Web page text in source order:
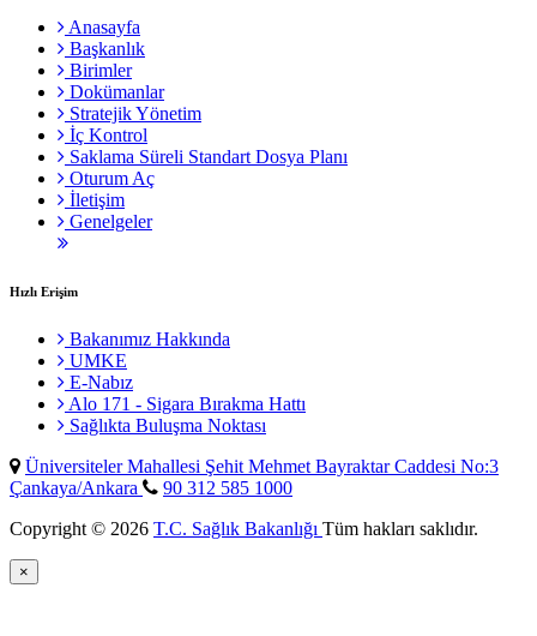
Anasayfa
Başkanlık
Birimler
Dokümanlar
Stratejik Yönetim
İç Kontrol
Saklama Süreli Standart Dosya Planı
Oturum Aç
İletişim
Genelgeler
Hızlı Erişim
Bakanımız Hakkında
UMKE
E-Nabız
Alo 171 - Sigara Bırakma Hattı
Sağlıkta Buluşma Noktası
Üniversiteler Mahallesi Şehit Mehmet Bayraktar Caddesi No:3
Çankaya/Ankara
90 312 585 1000
Copyright © 2026 T.C. Sağlık Bakanlığı Tüm hakları saklıdır.
×